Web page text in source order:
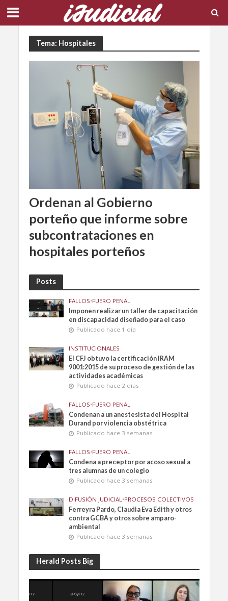
Tema: Hospitales
Ordenan al Gobierno
porteño que informe sobre
subcontrataciones en
hospitales porteños
Posts
FALLOS•FUERO PENAL
Imponen realizar un taller de capacitación
en discapacidad diseñado para el caso
Publicado hace 1 día
INSTITUCIONALES
El CFJ obtuvo la certificación IRAM
9001:2015 de su proceso de gestión de las
actividades académicas
Publicado hace 2 días
FALLOS•FUERO PENAL
Condenan a un anestesista del Hospital
Durand por violencia obstétrica
Publicado hace 3 semanas
FALLOS•FUERO PENAL
Condena a preceptor por acoso sexual a
tres alumnas de un colegio
Publicado hace 3 semanas
DIFUSIÓN JUDICIAL•PROCESOS COLECTIVOS
Ferreyra Pardo, Claudia Eva Edith y otros
contra GCBA y otros sobre amparo-
ambiental
Publicado hace 3 semanas
Herald Posts Big